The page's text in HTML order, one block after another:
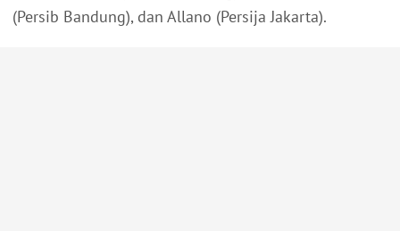
(Persib Bandung), dan Allano (Persija Jakarta).